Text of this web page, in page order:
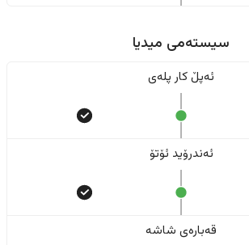
سیستەمی میدیا
ئەپڵ کار پلەی
ئەندرۆید ئۆتۆ
قەبارەی شاشە